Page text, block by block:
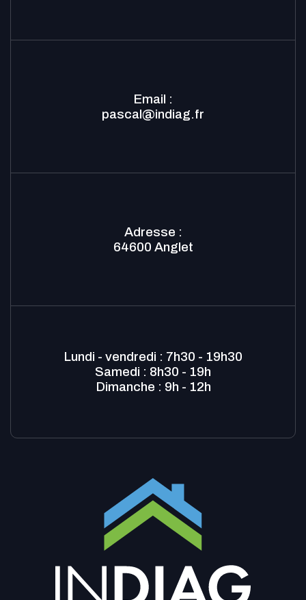
Email :
pascal
indiag.fr
Adresse :
64600 Anglet
Lundi - vendredi : 7h30 - 19h30
Samedi : 8h30 - 19h
Dimanche : 9h - 12h